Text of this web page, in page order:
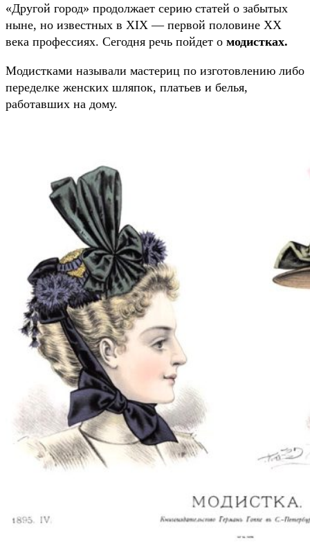
«Другой город» продолжает серию статей о забытых
ныне, но известных в XIX — первой половине XX
века профессиях. Сегодня речь пойдет о модистках.
Модистками называли мастериц по изготовлению либо
переделке женских шляпок, платьев и белья,
работавших на дому.